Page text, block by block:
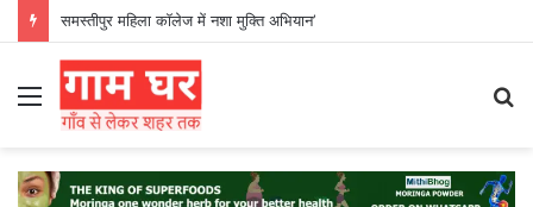
समस्तीपुर महिला कॉलेज में नशा मुक्ति अभियान’
Menu